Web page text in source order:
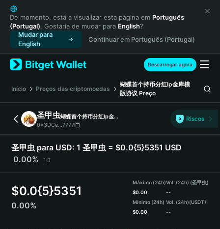
English
日本語
Tiếng Việt
Русский
Español (Latinoamérica)
Türkçe
Français
Deutsch
简体中文
繁體中文
Português (Portugal)
Bahasa Indonesia
ภาษาไทย
हिन्दी
Español
Português (Brasil)
De momento, está a visualizar esta página em Português
(Portugal). Gostaria de mudar para English?
Mudar para
English
Continuar em Português (Portugal)
Descarregar agora
Início Preços das criptomoedas
蝴蝶首个持币分红lp金库模
版协议 Preço
圣甲虫
蝴蝶首个持币分红lp金库模版协议
0x3DCe...7777
Riscos
圣甲虫 para USD: 1 圣甲虫 = $0.0{5}5351 USD
0.00%
1D
$0.0{5}5351
0.00%
Máximo (24h)
$0.00
Mínimo (24h)
$0.00
Vol. (24h) (圣甲虫)
--
Vol. (24h)(USDT)
--